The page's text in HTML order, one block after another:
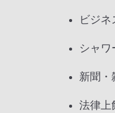
ビジ
シャワ
新聞・
法律上